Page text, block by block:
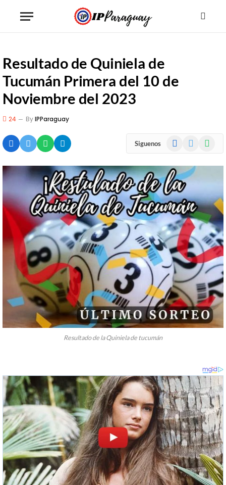
Resultado de Quiniela de
Tucumán Primera del 10 de
Noviembre del 2023
24 ByIPParaguay
Siguenos Facebook
Resultado de la Quiniela de tucumán